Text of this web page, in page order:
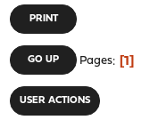
PRINT
GO UP Pages 1
USER ACTIONS